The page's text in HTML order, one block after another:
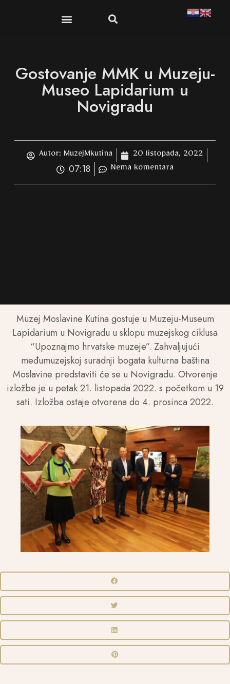
Gostovanje MMK u Muzeju-
Museo Lapidarium u
Novigradu
Autor: MuzejMkutina 20 listopada, 2022
07:18 Nema komentara
Muzej Moslavine Kutina gostuje u Muzeju-Museum
Lapidarium u Novigradu u sklopu muzejskog ciklusa
“Upoznajmo hrvatske muzeje”. Zahvaljujući
međumuzejskoj suradnji bogata kulturna baština
Moslavine predstaviti će se u Novigradu. Otvorenje
izložbe je u petak 21. listopada 2022. s početkom u 19
sati. Izložba ostaje otvorena do 4. prosinca 2022.